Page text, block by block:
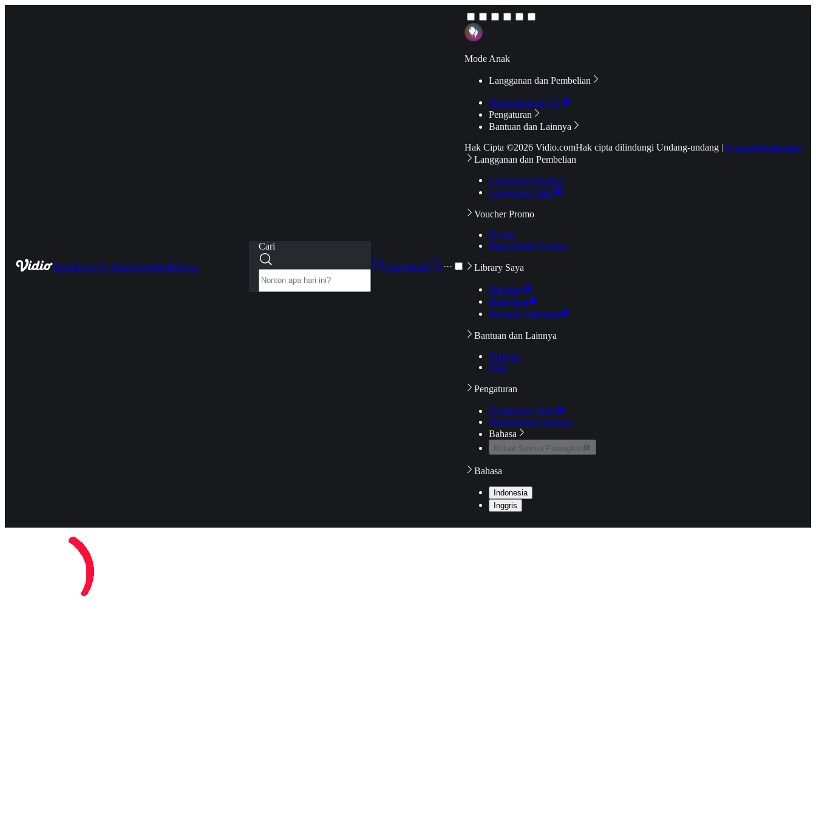
HomeLiveTV ShowSportsKidsNews
Cari
Langganan
···
Mode Anak
Langganan dan Pembelian
Hubungkan ke TV
Pengaturan
Bantuan dan Lainnya
Hak Cipta ©2026 Vidio.comHak cipta dilindungi Undang-undang | Syarat & Ketentuan
Langganan dan Pembelian
Langganan Premier
Langganan Aktif
Voucher Promo
Promo
Pakai Kode Voucher
Library Saya
Daftarku
Mengikuti
Riwayat Tontonan
Bantuan dan Lainnya
Bantuan
Blog
Pengaturan
Pengaturan Akun
Pemeriksaan Jaringan
Bahasa
Keluar Semua Perangkat
Bahasa
Indonesia
Inggris